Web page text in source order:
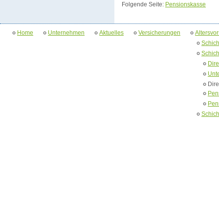
Folgende Seite: Pensionskasse
Home Unternehmen Aktuelles Versicherungen